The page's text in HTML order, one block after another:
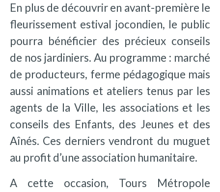
En plus de découvrir en avant-première le
fleurissement estival jocondien, le public
pourra bénéficier des précieux conseils
de nos jardiniers. Au programme : marché
de producteurs, ferme pédagogique mais
aussi animations et ateliers tenus par les
agents de la Ville, les associations et les
conseils des Enfants, des Jeunes et des
Aînés. Ces derniers vendront du muguet
au profit d’une association humanitaire.
A cette occasion, Tours Métropole